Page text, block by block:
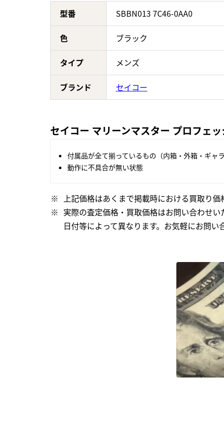
型番 SBBN013 7C46-0AA0
色 ブラック
タイプ メンズ
ブランド セイコー
セイコー マリーンマスター プロフェ
付属品が全て揃っているもの（内箱・外箱・ギャラ
動作に不具合が無い状態
上記価格はあくまで掲載時における買取り
実際の査定価格・買取価格はお問い合わせ
日付等によって異なります。お気軽にお問い